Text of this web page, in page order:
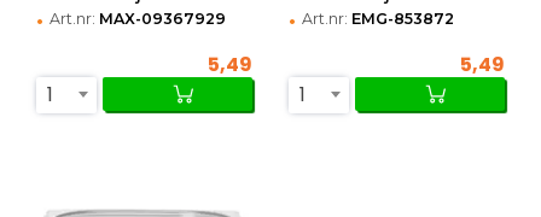
• Art.nr: MAX-09367929
5,49
1
• Art.nr: EMG-853872
5,49
1